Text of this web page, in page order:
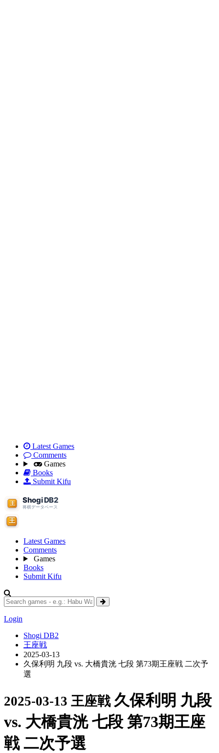
Latest Games
Comments
Games
Books
Submit Kifu
Latest Games
Comments
Games
Books
Submit Kifu
Login
Shogi DB2
王座戦
2025-03-13
久保利明 九段 vs. 大橋貴洸 七段 第73期王座戦 二次予
選
2025-03-13 王座戦 久保利明 九段
vs. 大橋貴洸 七段 第73期王座
戦 二次予選